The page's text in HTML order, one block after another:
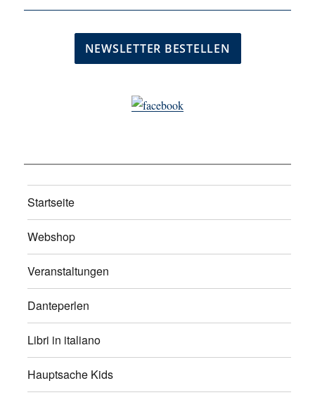
Startseite
Webshop
Veranstaltungen
Danteperlen
Libri in italiano
Hauptsache Kids